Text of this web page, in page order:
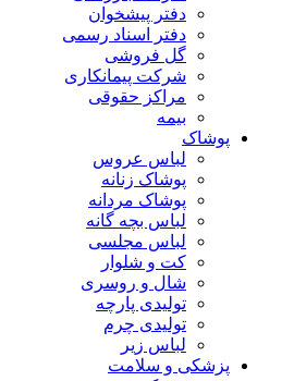
دفتر پیشخوان
دفتر اسناد رسمی
گل فروشی
شرکت پیمانکاری
مراکز حقوقی
بیمه
پوشاک
لباس عروس
پوشاک زنانه
پوشاک مردانه
لباس بچه گانه
لباس مجلسی
کت و شلوار
شال و روسری
تولیدی پارچه
تولیدی چرم
لباس زیر
پزشکی و سلامت